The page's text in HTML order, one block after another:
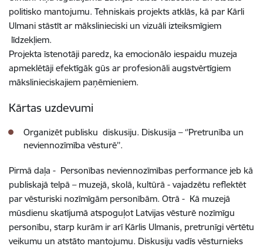
politisko mantojumu. Tehniskais projekts atklās, kā par Kārli
Ulmani stāstīt ar mākslinieciski un vizuāli izteiksmīgiem
līdzekļiem.
Projekta īstenotāji paredz, ka emocionālo iespaidu muzeja
apmeklētāji efektīgāk gūs ar profesionāli augstvērtīgiem
mākslinieciskajiem paņēmieniem.
Kārtas uzdevumi
Organizēt publisku diskusiju. Diskusija – ‘’Pretrunība un
neviennozīmība vēsturē’’.
Pirmā daļa - Personības neviennozīmības performance jeb kā
publiskajā telpā – muzejā, skolā, kultūrā - vajadzētu reflektēt
par vēsturiski nozīmīgām personībām. Otrā - Kā muzejā
mūsdienu skatījumā atspoguļot Latvijas vēsturē nozīmīgu
personību, starp kurām ir arī Kārlis Ulmanis, pretrunīgi vērtētu
veikumu un atstāto mantojumu. Diskusiju vadīs vēsturnieks